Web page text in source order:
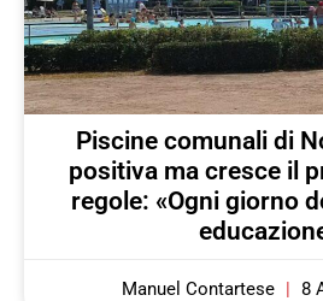
Piscine comunali di
positiva ma cresce il
regole: «Ogni giorno
Manuel Contartese 8